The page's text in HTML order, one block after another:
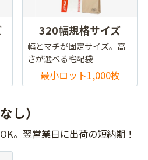
320幅規格サイズ
幅とマチが固定サイズ。高
さが選べる宅配袋
最小ロット1,000枚
し）
。翌営業日に出荷の短納期！